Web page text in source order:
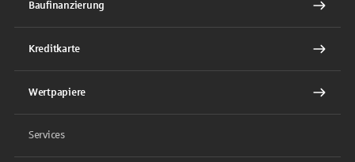
Baufinanzierung
Kreditkarte
Wertpapiere
Services